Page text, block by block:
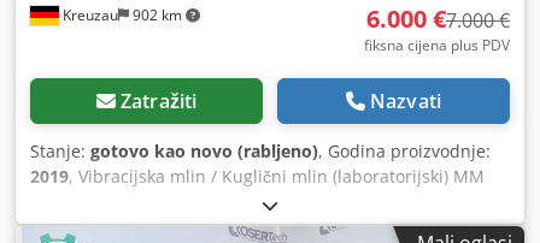
Kreuzau 902 km 6.000 €7.000 €
fiksna cijena plus PDV
Zatražiti Nazvati
Stanje: gotovo kao novo (rabljeno), Godina proizvodnje:
2019, Vibracijska mlin / Kuglični mlin (laboratorijski) MM
500 control je laboratorijski uređaj za suho, mokro i
kriogeno mljevenje. Pogodan je za tvrde, lomljive, meke,